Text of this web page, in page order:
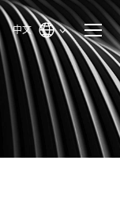
中文